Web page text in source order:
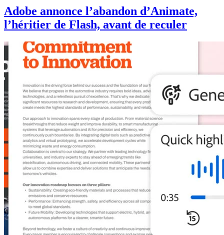
Adobe annonce l’abandon d’Animate,
l’héritier de Flash, avant de reculer